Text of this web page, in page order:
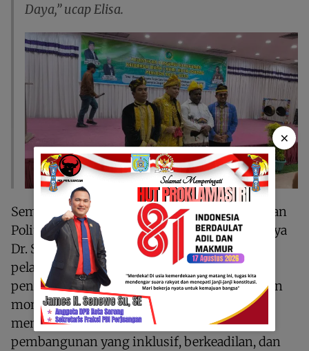
Daya,” ucap Elisa.
Sementara, Kepala Badan Kesatuan Bangsa dan
Politik (Kesbangpol) Provinsi Papua Barat Daya
Dr. Sellvyana Sangkek, SE.,M.Si menegaskan
pelantikan tersebut bukan hanya sekadar
pengesahan struktural, tetapi juga merupakan
momentum strategis bagi kita semua untuk
memperkuat peran serta masyarakat dalam
pembangunan yang inklusif, berkeadilan, dan
×